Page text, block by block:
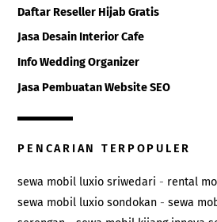
Daftar Reseller Hijab Gratis
Jasa Desain Interior Cafe
Info Wedding Organizer
Jasa Pembuatan Website SEO
PENCARIAN TERPOPULER
sewa mobil luxio sriwedari - rental
sewa mobil luxio sondokan -sewa